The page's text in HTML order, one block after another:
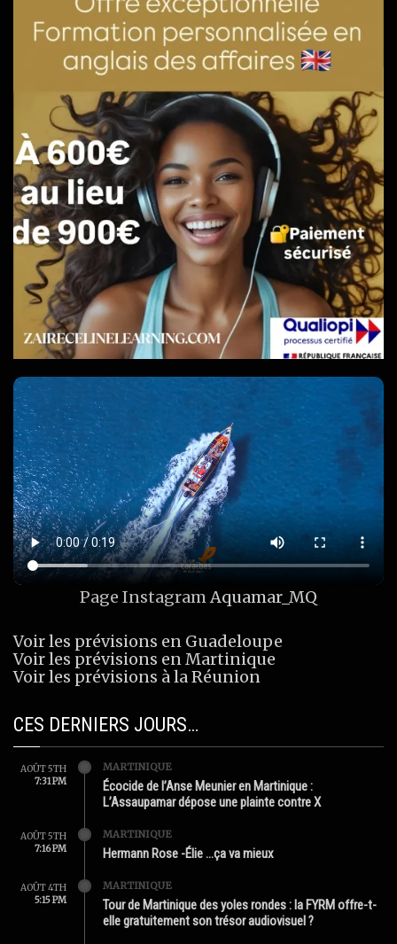
Page InstagramAquamar_MQ
Voir les prévisions en Guadeloupe
Voir les prévisions en Martinique
Voir les prévisions à la Réunion
CES DERNIERS JOURS…
AOÛT 5TH
7:31 PM
MARTINIQUE
Écocide de l’Anse Meunier en Martinique :
L’Assaupamar dépose une plainte contre X
AOÛT 5TH
7:16 PM
MARTINIQUE
Hermann Rose -Élie …ça va mieux
AOÛT 4TH
5:15 PM
MARTINIQUE
Tour de Martinique des yoles rondes : la FYRM offre-t-
elle gratuitement son trésor audiovisuel ?